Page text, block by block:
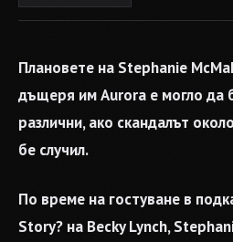
Плановете на Stephanie
дъщеря им Aurora е могло да
различни, ако скандалът
бе случил.
По време на гостуване в
Story? на Becky Lynch,